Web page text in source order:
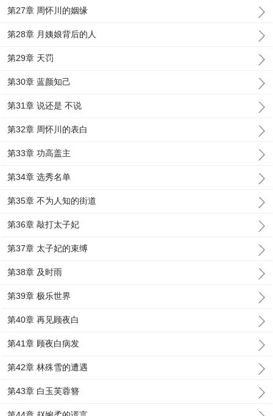
第27章 周怀川的姻缘
第28章 月姨娘背后的人
第29章 天罚
第30章 蓝颜知己
第31章 说还是 不说
第32章 周怀川的表白
第33章 功高盖主
第34章 选秀名单
第35章 不为人知的街道
第36章 敲打太子妃
第37章 太子妃的束缚
第38章 及时雨
第39章 极乐世界
第40章 再见顾夜白
第41章 顾夜白病发
第42章 林殊雪的遭遇
第43章 白玉芙蓉簪